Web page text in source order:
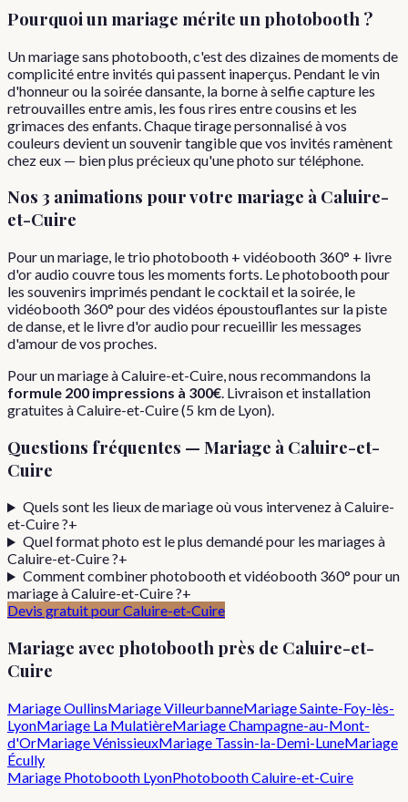
Pourquoi un mariage mérite un photobooth ?
Un mariage sans photobooth, c'est des dizaines de moments de
complicité entre invités qui passent inaperçus. Pendant le vin
d'honneur ou la soirée dansante, la borne à selfie capture les
retrouvailles entre amis, les fous rires entre cousins et les
grimaces des enfants. Chaque tirage personnalisé à vos
couleurs devient un souvenir tangible que vos invités ramènent
chez eux — bien plus précieux qu'une photo sur téléphone.
Nos 3 animations pour votre mariage à Caluire-
et-Cuire
Pour un mariage, le trio photobooth + vidéobooth 360° + livre
d'or audio couvre tous les moments forts. Le photobooth pour
les souvenirs imprimés pendant le cocktail et la soirée, le
vidéobooth 360° pour des vidéos époustouflantes sur la piste
de danse, et le livre d'or audio pour recueillir les messages
d'amour de vos proches.
PourunmariageàCaluire-et-Cuire, nous recommandons la
formule 200 impressions à 300€. Livraison et installation
gratuites àCaluire-et-Cuire(5 km de Lyon).
Questions fréquentes — Mariage à Caluire-et-
Cuire
Quels sont les lieux de mariage où vous intervenez à Caluire-
et-Cuire ?+
Quel format photo est le plus demandé pour les mariages à
Caluire-et-Cuire ?+
Comment combiner photobooth et vidéobooth 360° pour un
mariage à Caluire-et-Cuire ?+
Devis gratuit pourCaluire-et-Cuire
Mariage avec photobooth près de Caluire-et-
Cuire
MariageOullinsMariageVilleurbanneMariageSainte-Foy-lès-
LyonMariage La MulatièreMariageChampagne-au-Mont-
d'OrMariageVénissieuxMariage Tassin-la-Demi-LuneMariage
Écully
Mariage Photobooth LyonPhotoboothCaluire-et-Cuire